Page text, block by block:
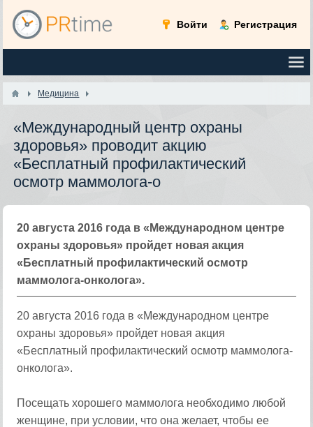
Войти Регистрация
Медицина
«Международный центр охраны
здоровья» проводит акцию
«Бесплатный профилактический
осмотр маммолога-о
20 августа 2016 года в «Международном центре
охраны здоровья» пройдет новая акция
«Бесплатный профилактический осмотр
маммолога-онколога».
20 августа 2016 года в «Международном центре
охраны здоровья» пройдет новая акция
«Бесплатный профилактический осмотр маммолога-
онколога».
Посещать хорошего маммолога необходимо любой
женщине, при условии, что она желает, чтобы ее